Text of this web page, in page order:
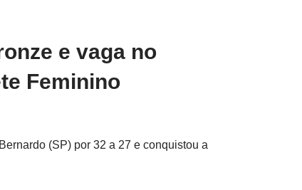
e vaga no
Feminino
(SP) por 32 a 27 e conquistou a